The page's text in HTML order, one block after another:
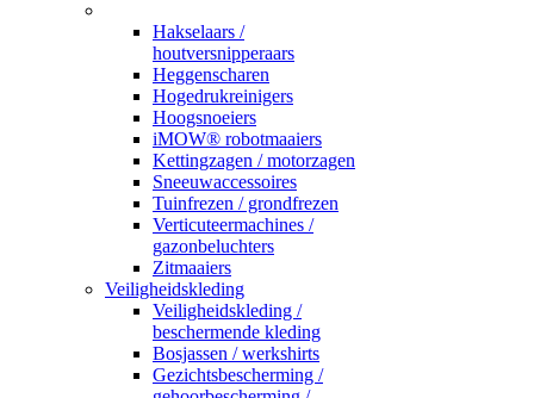
Hakselaars /
houtversnipperaars
Heggenscharen
Hogedrukreinigers
Hoogsnoeiers
iMOW® robotmaaiers
Kettingzagen / motorzagen
Sneeuwaccessoires
Tuinfrezen / grondfrezen
Verticuteermachines /
gazonbeluchters
Zitmaaiers
Veiligheidskleding
Veiligheidskleding /
beschermende kleding
Bosjassen / werkshirts
Gezichtsbescherming /